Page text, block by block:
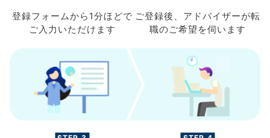
登録フォームから 1分ほどで
ご入力 いただけます
ご登録後、 アドバイザーが転
職のご希望を伺います